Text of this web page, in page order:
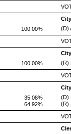
100.00% (D)
100.00% (R)
35.08%
(D)
64.92% (R)